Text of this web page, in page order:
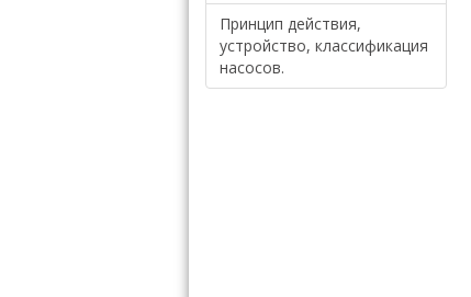
Принцип действия,
устройство, классификация
насосов.